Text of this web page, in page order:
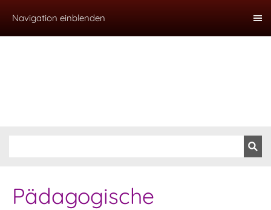
Navigation einblenden
Pädagogische